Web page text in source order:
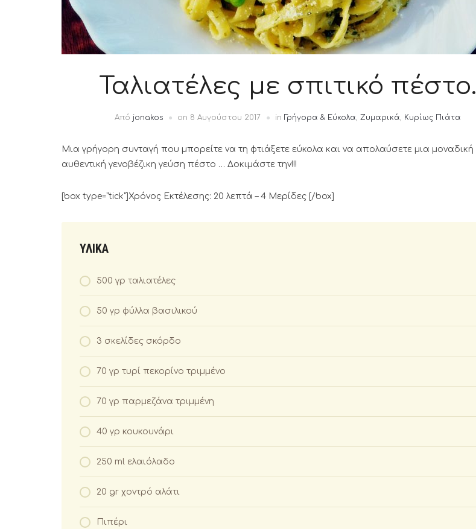
Ταλιατέλες με σπιτικό πέστο.
Από jonakos on 8 Αυγούστου 2017 in Γρήγορα & Εύκολα, Ζυμαρικά, Κυρίως Πιάτα
Μια γρήγορη συνταγή που μπορείτε να τη φτιάξετε εύκολα και να απολαύσετε μια μοναδική
αυθεντική γενοβέζικη γεύση πέστο … Δοκιμάστε την!!!
[box type=”tick”]Χρόνος Εκτέλεσης: 20 λεπτά – 4 Μερίδες [/box]
ΥΛΙΚΑ
500 γρ ταλιατέλες
50 γρ φύλλα βασιλικού
3 σκελίδες σκόρδο
70 γρ τυρί πεκορίνο τριμμένο
70 γρ παρμεζάνα τριμμένη
40 γρ κουκουνάρι
250 ml ελαιόλαδο
20 gr χοντρό αλάτι
Πιπέρι